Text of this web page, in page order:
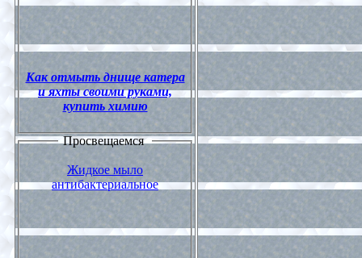
Как отмыть днище катера
и яхты своими руками,
купить химию
Просвещаемся
Жидкое мыло
антибактериальное